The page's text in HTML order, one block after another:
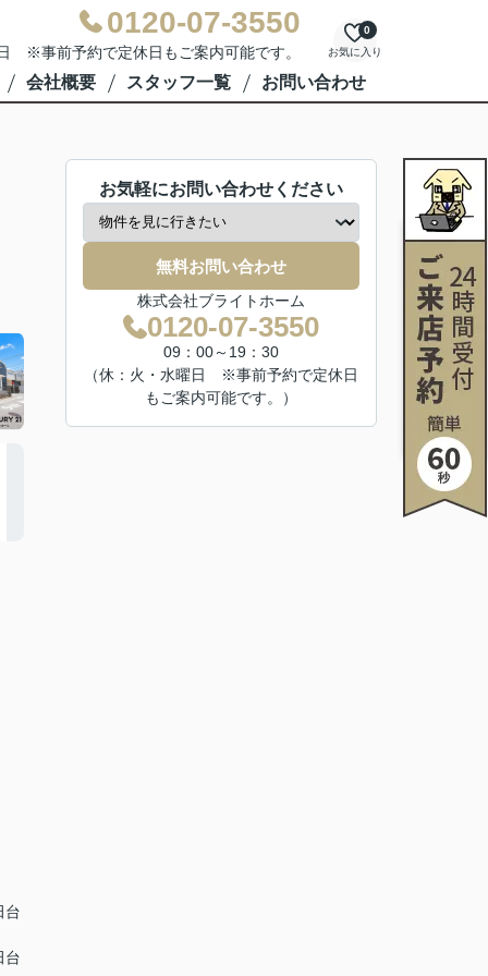
0120-07-3550
※事前予約で定休日もご案内可能です。 お気に入り
0
会社概要 スタッフ一覧 お問い合わせ
台
台
お気軽にお問い合わせください
無料お問い合わせ
株式会社ブライトホーム
0120-07-3550
09：00～19：30
（休：火・水曜日 ※事前予約で定休日
もご案内可能です。）